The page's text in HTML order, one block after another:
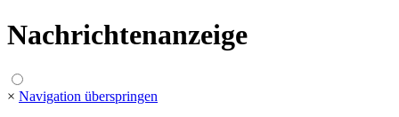
Nachrichtenanzeige
× Navigation überspringen